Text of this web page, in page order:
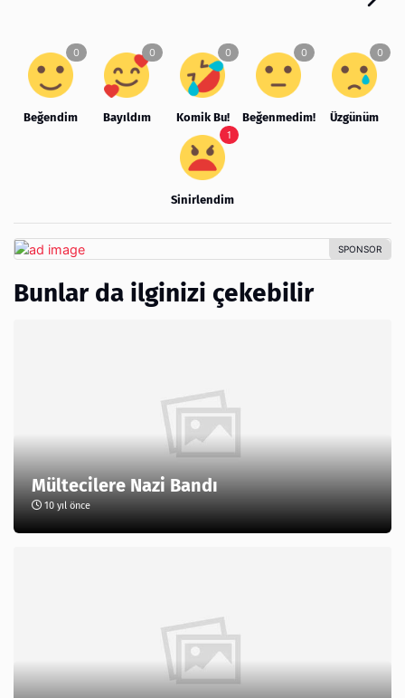
Beğendim Bayıldım Komik Bu! Beğenmedim! Üzgünüm
Sinirlendim
Bunlar da ilginizi çekebilir
Mültecilere Nazi Bandı
10 yıl önce